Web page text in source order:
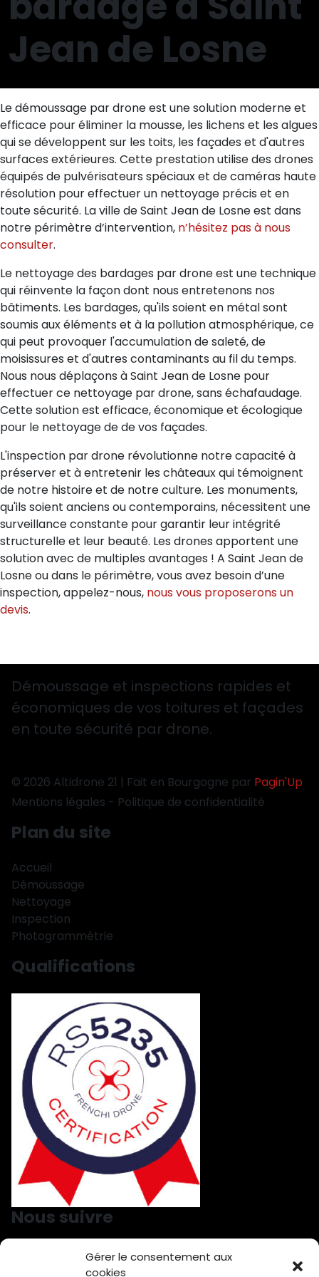
Gérer le consentement aux
cookies
Jean de Losne
Le démoussage par drone est une solution moderne et
efficace pour éliminer la mousse, les lichens et les algues
qui se développent sur les toits, les façades et d'autres
surfaces extérieures. Cette prestation utilise des drones
équipés de pulvérisateurs spéciaux et de caméras haute
résolution pour effectuer un nettoyage précis et en
toute sécurité. La ville de Saint Jean de Losne est dans
notre périmètre d’intervention, n’hésitez pas à nous
consulter.
Le nettoyage des bardages par drone est une technique
qui réinvente la façon dont nous entretenons nos
bâtiments. Les bardages, qu'ils soient en métal sont
soumis aux éléments et à la pollution atmosphérique, ce
qui peut provoquer l'accumulation de saleté, de
moisissures et d'autres contaminants au fil du temps.
Nous nous déplaçons à Saint Jean de Losne pour
effectuer ce nettoyage par drone, sans échafaudage.
Cette solution est efficace, économique et écologique
pour le nettoyage de de vos façades.
L'inspection par drone révolutionne notre capacité à
préserver et à entretenir les châteaux qui témoignent
de notre histoire et de notre culture. Les monuments,
qu'ils soient anciens ou contemporains, nécessitent une
surveillance constante pour garantir leur intégrité
structurelle et leur beauté. Les drones apportent une
solution avec de multiples avantages ! A Saint Jean de
Losne ou dans le périmètre, vous avez besoin d’une
inspection, appelez-nous, nous vous proposerons un
devis.
Démoussage et inspections rapides et
économiques de vos toitures et façades
en toute sécurité par drone.
© 2026 Altidrone 21 | Fait en Bourgogne par Pagin'Up
Mentions légales - Politique de confidentialité
Plan du site
Accueil
Démoussage
Nettoyage
Inspection
Photogrammétrie
Qualifications
Nous suivre
Nous suivre sur LinkedIn
Nous suivre sur Facebook